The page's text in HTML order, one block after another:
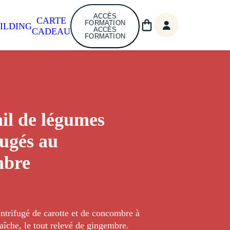
CARTE
CADEAU
ACCÈS
FORMATION
ACCÈS
FORMATION
de légumes
au
de carotte et de concombre à
le tout relevé de gingembre.